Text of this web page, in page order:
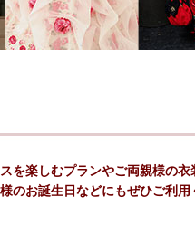
を楽しむプランやご両親様の衣
のお誕生日などにもぜひご利用